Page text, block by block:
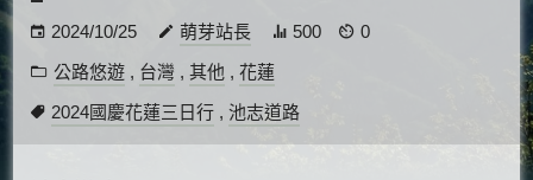
2024/10/25 萌芽站長 500
0
公路悠遊 , 台灣 ,其他 ,花蓮
2024國慶花蓮三日行 ,池志道路